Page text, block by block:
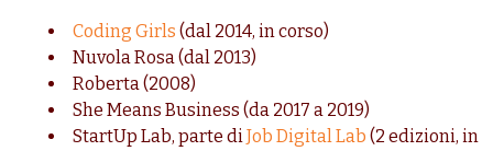
Coding Girls (dal 2014, in corso)
Nuvola Rosa (dal 2013)
Roberta (2008)
She Means Business (da 2017 a 2019)
StartUp Lab, parte diJob Digital Lab (2 edizioni, in